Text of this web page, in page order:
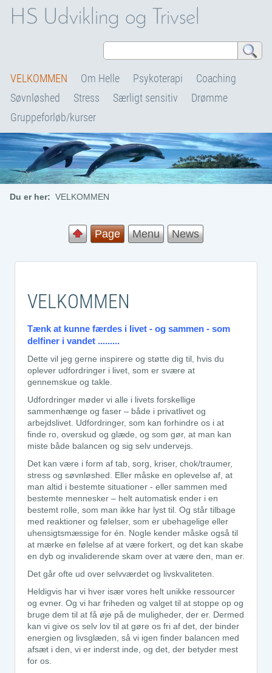
HS Udvikling og Trivsel
VELKOMMEN Om Helle Psykoterapi
Coaching
Søvnløshed
Stress Særligt sensitiv
Drømme
Gruppeforløb/kurser
Du er her: VELKOMMEN
Page Menu News
VELKOMMEN
Tænk at kunne færdes i livet - og sammen - som
delfiner i vandet .........
Dette vil jeg gerne inspirere og støtte dig til, hvis du
oplever udfordringer i livet, som er svære at
gennemskue og takle.
Udfordringer møder vi alle i livets forskellige
sammenhænge og faser – både i privatlivet og
arbejdslivet. Udfordringer, som kan forhindre os i at
finde ro, overskud og glæde, og som gør, at man kan
miste både balancen og sig selv undervejs.
Det kan være i form af tab, sorg, kriser, chok/traumer,
stress og søvnløshed. Eller måske en oplevelse af, at
man altid i bestemte situationer - eller sammen med
bestemte mennesker – helt automatisk ender i en
bestemt rolle, som man ikke har lyst til. Og står tilbage
med reaktioner og følelser, som er ubehagelige eller
uhensigtsmæssige for én. Nogle kender måske også til
at mærke en følelse af at være forkert, og det kan skabe
en dyb og invaliderende skam over at være den, man er.
Det går ofte ud over selvværdet og livskvaliteten.
Heldigvis har vi hver især vores helt unikke ressourcer
og evner. Og vi har friheden og valget til at stoppe op og
bruge dem til at få øje på de muligheder, der er. Dermed
kan vi give os selv lov til at gøre os fri af det, der binder
energien og livsglæden, så vi igen finder balancen med
afsæt i den, vi er inderst inde, og det, der betyder mest
for os.